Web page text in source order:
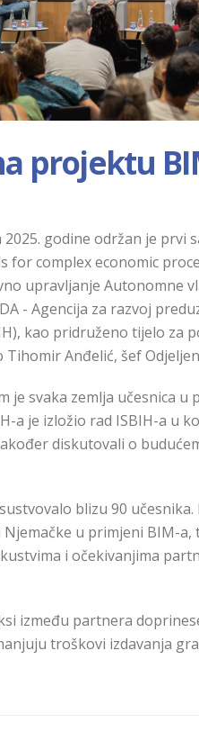
projektu
godine održan je prvi
complex economic
upravljanje Autonomne
- Agencija za razvoj
kao pridruženo tijelo za
Anđelić, šef
je svaka zemlja učesnica
a je izložio rad ISBIH-a u
diskutovali o
blizu 90
u primjeni BIM-a,
i očekivanjima
između partnera
troškovi izdavanja